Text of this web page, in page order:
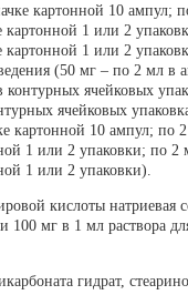
картонной 10 ампул;
картонной 1 или 2
картонной 1 или 2
(50 мг – по 2 мл в
ячейковых
ячейковых
картонной 10 ампул; по
1 или 2 упаковки; по
1 или 2 упаковки).
кислоты натриевая
100 мг в 1 мл раствора
гидрат,